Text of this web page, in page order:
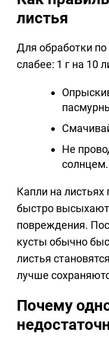
листья
Для обработки
слабее: 1 г на 10
Не
солнцем.
Капли на
быстро
повреждения.
кусты обычно
листья
лучше
Почему